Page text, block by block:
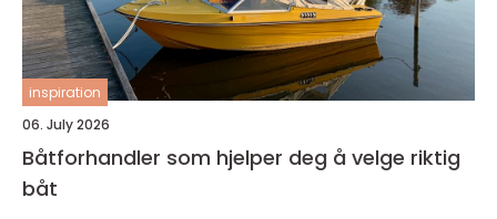
inspiration
06. July 2026
Båtforhandler som hjelper deg å velge riktig
båt